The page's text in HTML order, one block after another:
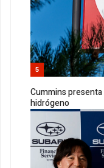
5
Cummins
hidrógeno